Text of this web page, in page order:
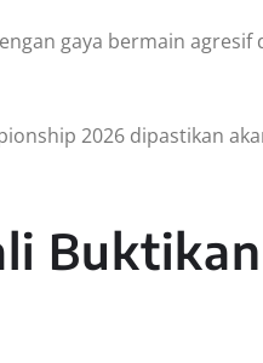
gaya bermain
2026 dipastikan